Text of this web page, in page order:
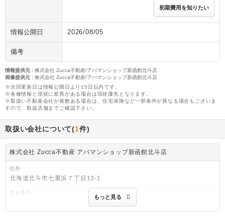
初期費用を知りたい
情報公開日 2026/08/05
備考
情報提供元 : 株式会社 Zucca不動産/アパマンショップ新函館北斗店
画像提供元 : 株式会社 Zucca不動産/アパマンショップ新函館北斗店
※次回更新日は情報公開日より15日以内です。
※各種情報と現状に差異がある場合は現状優先となります。
※取扱い不動産会社が複数ある場合は、住宅保険など一部条件が異なる場合もございま
すので、取扱店舗までご確認下さい。
取扱い会社について(1件)
株式会社 Zucca不動産 アパマンショップ新函館北斗店
住所
北海道北斗市七重浜７丁目13-1
電話番号
もっと見る